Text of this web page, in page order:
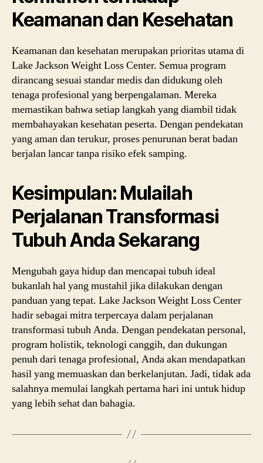
Keamanan dan Kesehatan
Keamanan dan kesehatan merupakan prioritas utama di
Lake Jackson Weight Loss Center. Semua program
dirancang sesuai standar medis dan didukung oleh
tenaga profesional yang berpengalaman. Mereka
memastikan bahwa setiap langkah yang diambil tidak
membahayakan kesehatan peserta. Dengan pendekatan
yang aman dan terukur, proses penurunan berat badan
berjalan lancar tanpa risiko efek samping.
Kesimpulan: Mulailah
Perjalanan Transformasi
Tubuh Anda Sekarang
Mengubah gaya hidup dan mencapai tubuh ideal
bukanlah hal yang mustahil jika dilakukan dengan
panduan yang tepat. Lake Jackson Weight Loss Center
hadir sebagai mitra terpercaya dalam perjalanan
transformasi tubuh Anda. Dengan pendekatan personal,
program holistik, teknologi canggih, dan dukungan
penuh dari tenaga profesional, Anda akan mendapatkan
hasil yang memuaskan dan berkelanjutan. Jadi, tidak ada
salahnya memulai langkah pertama hari ini untuk hidup
yang lebih sehat dan bahagia.